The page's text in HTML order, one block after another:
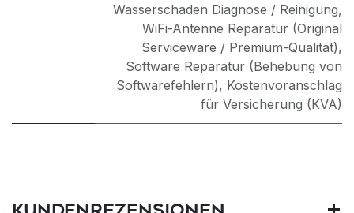
Wasserschaden Diagnose / Reinigung,
WiFi-Antenne Reparatur (Original
Serviceware / Premium-Qualität),
Software Reparatur (Behebung von
Softwarefehlern), Kostenvoranschlag
für Versicherung (KVA)